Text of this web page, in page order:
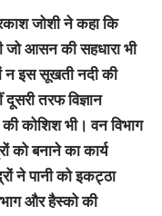
जोशी ने कहा कि
जो आसन की सहधारा भी
न इस सूखती नदी की
तरफ विज्ञान
कोशिश भी। वन विभाग
को बनाने का कार्य
ने पानी को इकट्ठा
और हैस्को की